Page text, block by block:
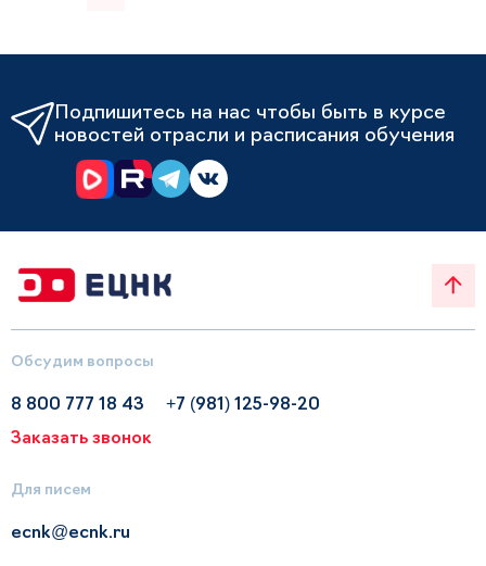
Подпишитесь на нас чтобы быть в курсе
новостей отрасли и расписания обучения
Обсудим вопросы
8 800 777 18 43
+7 (981) 125-98-20
Заказать звонок
Для писем
ecnk@ecnk.ru